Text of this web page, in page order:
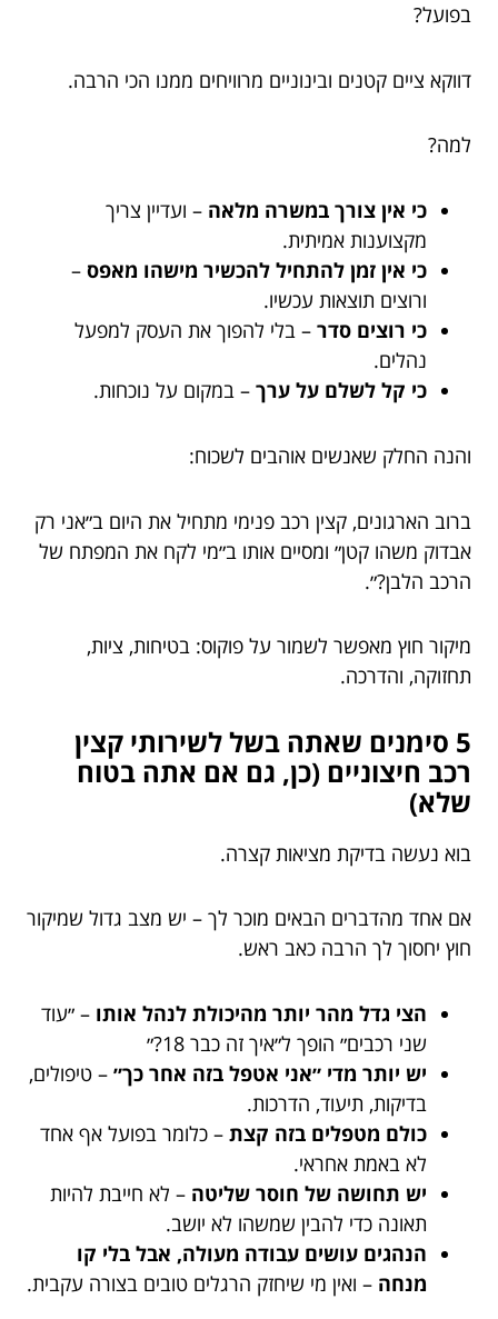
בפועל?
דווקא ציים קטנים ובינוניים מרוויחים ממנו הכי הרבה.
למה?
כי אין צורך במשרה מלאה – ועדיין צריך
מקצוענות אמיתית.
כי אין זמן להתחיל להכשיר מישהו מאפס –
ורוצים תוצאות עכשיו.
כי רוצים סדר – בלי להפוך את העסק למפעל
נהלים.
כי קל לשלם על ערך – במקום על נוכחות.
והנה החלק שאנשים אוהבים לשכוח:
ברוב הארגונים, קצין רכב פנימי מתחיל את היום ב״אני רק
אבדוק משהו קטן״ ומסיים אותו ב״מי לקח את המפתח של
הרכב הלבן?״.
מיקור חוץ מאפשר לשמור על פוקוס: בטיחות, ציות,
תחזוקה, והדרכה.
5 סימנים שאתה בשל לשירותי קצין
רכב חיצוניים (כן, גם אם אתה בטוח
שלא)
בוא נעשה בדיקת מציאות קצרה.
אם אחד מהדברים הבאים מוכר לך – יש מצב גדול שמיקור
חוץ יחסוך לך הרבה כאב ראש.
הצי גדל מהר יותר מהיכולת לנהל אותו – ״עוד
שני רכבים״ הופך ל״איך זה כבר 18?״
יש יותר מדי ״אני אטפל בזה אחר כך״ – טיפולים,
בדיקות, תיעוד, הדרכות.
כולם מטפלים בזה קצת – כלומר בפועל אף אחד
לא באמת אחראי.
יש תחושה של חוסר שליטה – לא חייבת להיות
תאונה כדי להבין שמשהו לא יושב.
הנהגים עושים עבודה מעולה, אבל בלי קו
מנחה – ואין מי שיחזק הרגלים טובים בצורה עקבית.